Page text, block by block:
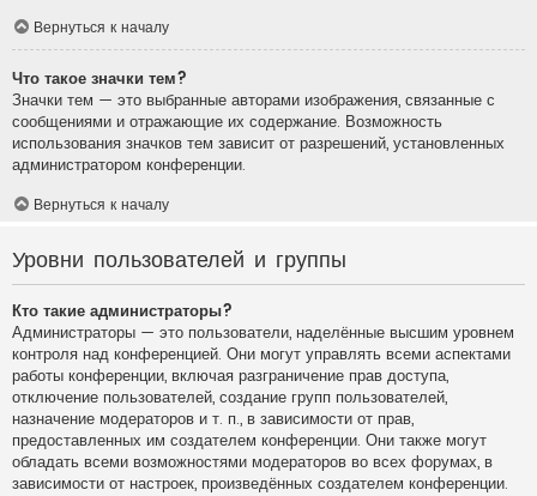
Вернуться к началу
Что такое значки тем?
Значки тем — это выбранные авторами изображения, связанные с
сообщениями и отражающие их содержание. Возможность
использования значков тем зависит от разрешений, установленных
администратором конференции.
Вернуться к началу
Уровни пользователей и группы
Кто такие администраторы?
Администраторы — это пользователи, наделённые высшим уровнем
контроля над конференцией. Они могут управлять всеми аспектами
работы конференции, включая разграничение прав доступа,
отключение пользователей, создание групп пользователей,
назначение модераторов и т. п., в зависимости от прав,
предоставленных им создателем конференции. Они также могут
обладать всеми возможностями модераторов во всех форумах, в
зависимости от настроек, произведённых создателем конференции.